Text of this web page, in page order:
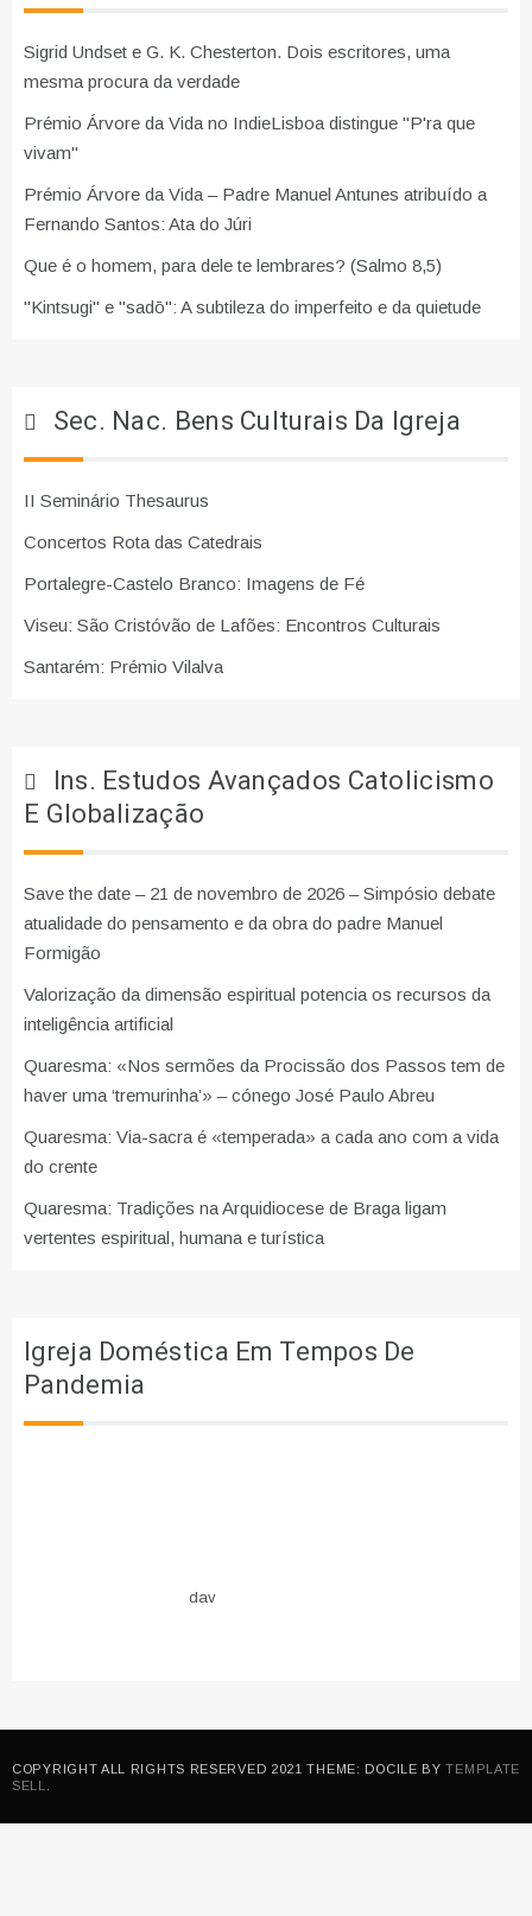
Sigrid Undset e G. K. Chesterton. Dois escritores, uma
mesma procura da verdade
Prémio Árvore da Vida no IndieLisboa distingue "P'ra que
vivam"
Prémio Árvore da Vida – Padre Manuel Antunes atribuído a
Fernando Santos: Ata do Júri
Que é o homem, para dele te lembrares? (Salmo 8,5)
"Kintsugi" e "sadō": A subtileza do imperfeito e da quietude
Sec. Nac. Bens Culturais Da Igreja
II Seminário Thesaurus
Concertos Rota das Catedrais
Portalegre-Castelo Branco: Imagens de Fé
Viseu: São Cristóvão de Lafões: Encontros Culturais
Santarém: Prémio Vilalva
Ins. Estudos Avançados Catolicismo
E Globalização
Save the date – 21 de novembro de 2026 – Simpósio debate
atualidade do pensamento e da obra do padre Manuel
Formigão
Valorização da dimensão espiritual potencia os recursos da
inteligência artificial
Quaresma: «Nos sermões da Procissão dos Passos tem de
haver uma ‘tremurinha’» – cónego José Paulo Abreu
Quaresma: Via-sacra é «temperada» a cada ano com a vida
do crente
Quaresma: Tradições na Arquidiocese de Braga ligam
vertentes espiritual, humana e turística
Igreja Doméstica Em Tempos De
Pandemia
dav
COPYRIGHT ALL RIGHTS RESERVED 2021 THEME: DOCILE BYTEMPLATE
SELL